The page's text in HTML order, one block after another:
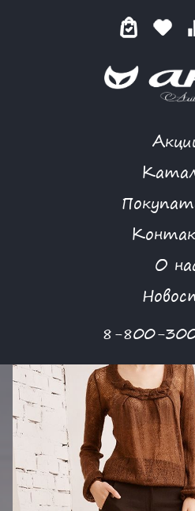
О
8-800-
ИТАЛЬЯНСКИЙ